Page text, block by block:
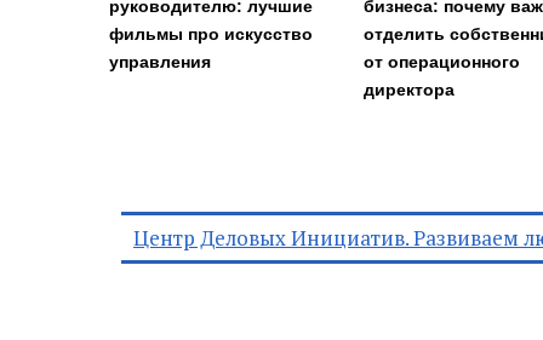
руководителю: лучшие
фильмы про искусство
управления
бизнеса: почему
отделить
от операционного
директора
Центр Деловых Инициатив. Развиваем